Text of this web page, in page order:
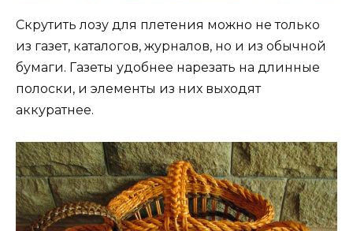
Скрутить лозу для плетения можно не только
из газет, каталогов, журналов, но и из обычной
бумаги. Газеты удобнее нарезать на длинные
полоски, и элементы из них выходят
аккуратнее.